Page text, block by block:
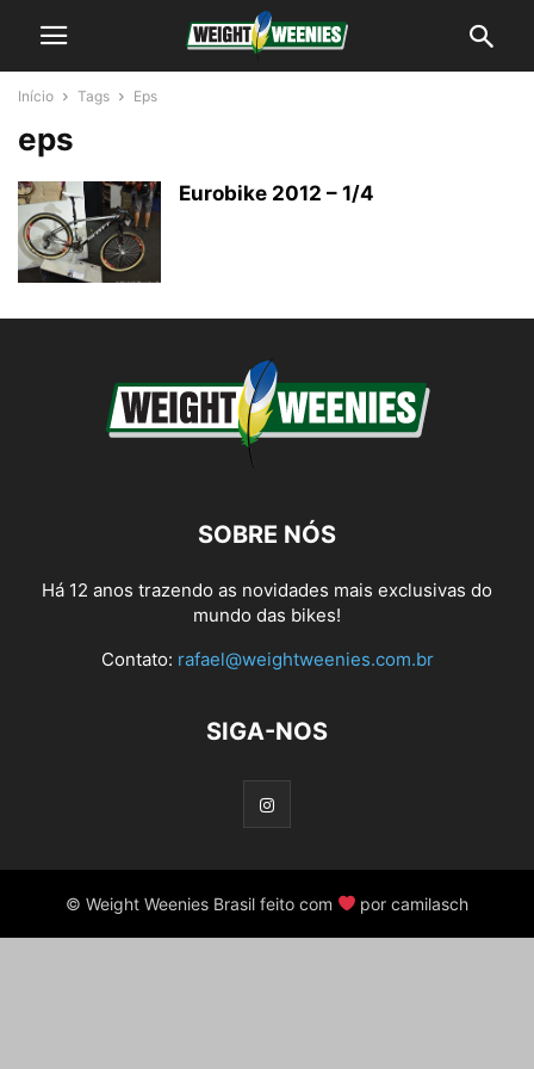
Início Tags Eps
eps
Eurobike 2012 – 1/4
SOBRE NÓS
Há 12 anos trazendo as novidades mais exclusivas do
mundo das bikes!
Contato: rafael@weightweenies.com.br
SIGA-NOS
© Weight Weenies Brasil feito com por camilasch